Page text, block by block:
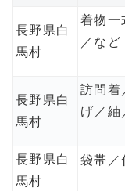
長野県白
馬村
着物一
／など
長野県白
馬村
訪問着
げ／紬
長野県白
馬村
袋帯／